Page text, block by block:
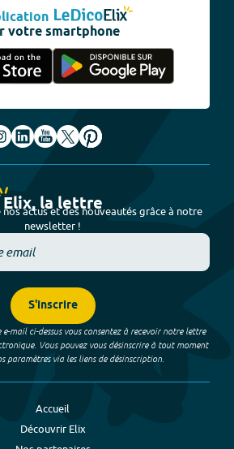
votre smartphone
Elix, la lettre
nos actus et des nouveautés grâce à notre
newsletter !
S'inscrire
mail ci-dessus vous consentez à recevoir notre lettre
Vous pouvez vous désinscrire à tout moment
paramètres via les liens de désinscription.
Accueil
Découvrir Elix